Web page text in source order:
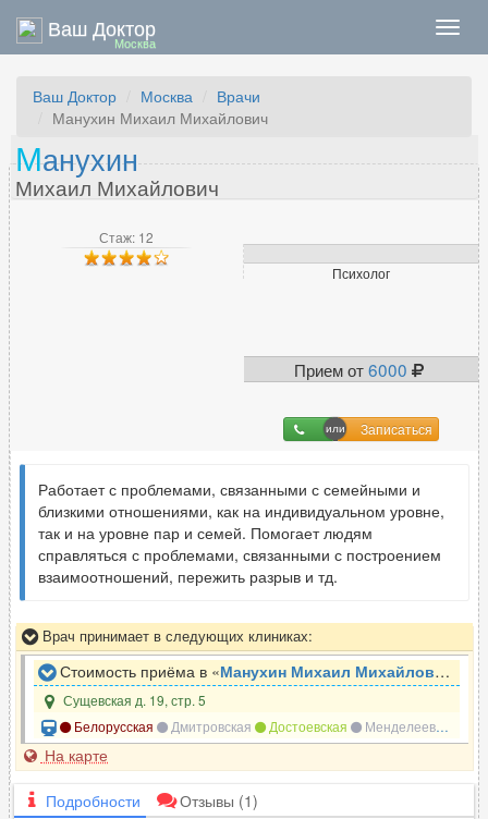
Ваш Доктор
Москва
Ваш Доктор Москва
Врачи
Манухин Михаил Михайлович
Стаж: 12
Психолог
Прием от6000
Записаться
Манухин
Михаил Михайлович
Работает с проблемами, связанными с семейными и
близкими отношениями, как на индивидуальном уровне,
так и на уровне пар и семей. Помогает людям
справляться с проблемами, связанными с построением
взаимоотношений, пережить разрыв и тд.
Врач принимает в следующих клиниках:
Стоимость приёма в «Манухин Михаил Михайлович
Сущевская д. 19, стр. 5
Белорусская
Дмитровская Достоевская Менделеевская
На карте
Подробности Отзывы (1)